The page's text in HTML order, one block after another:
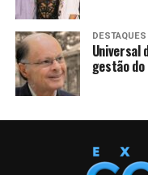
DESTAQUES
Universal
gestão do